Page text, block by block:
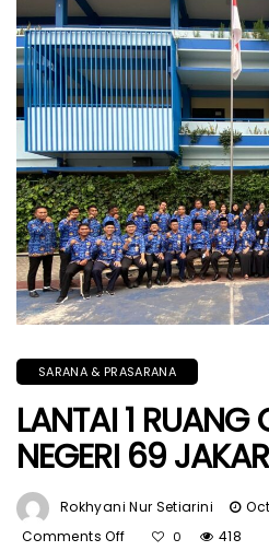
SARANA & PRASARANA
LANTAI 1 RUANG
NEGERI 69
Rokhyani Nur Setiarini
Comments Off
0 418